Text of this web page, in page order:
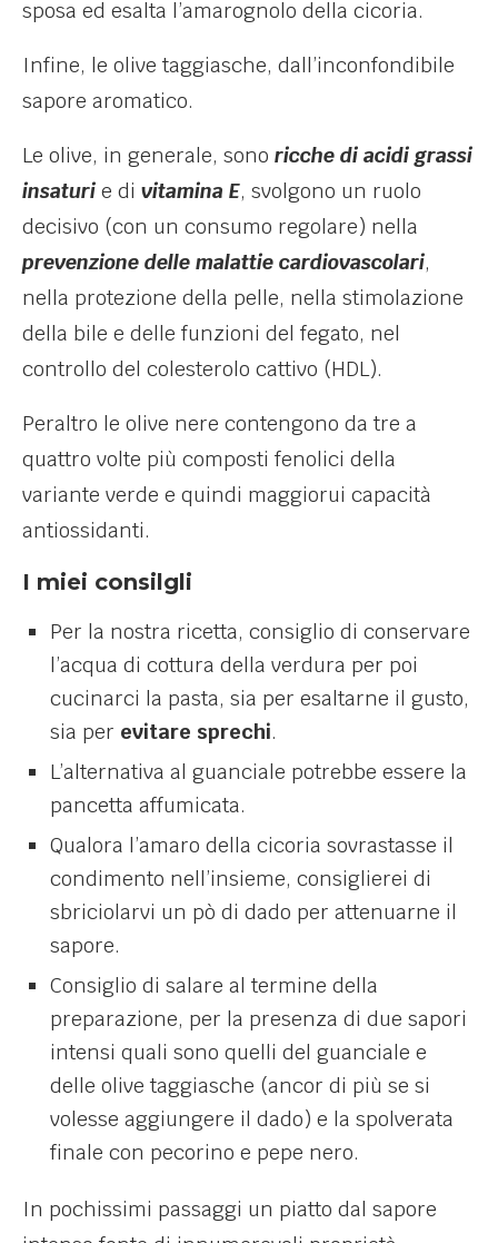
sposa ed esalta l’amarognolo della cicoria.
Infine, le olive taggiasche, dall’inconfondibile
sapore aromatico.
Le olive, in generale, sono ricche di acidi grassi
insaturi e di vitamina E, svolgono un ruolo
decisivo (con un consumo regolare) nella
prevenzione delle malattie cardiovascolari,
nella protezione della pelle, nella stimolazione
della bile e delle funzioni del fegato, nel
controllo del colesterolo cattivo (HDL).
Peraltro le olive nere contengono da tre a
quattro volte più composti fenolici della
variante verde e quindi maggiorui capacità
antiossidanti.
I miei consilgli
Per la nostra ricetta, consiglio di conservare
l’acqua di cottura della verdura per poi
cucinarci la pasta, sia per esaltarne il gusto,
sia per evitare sprechi.
L’alternativa al guanciale potrebbe essere la
pancetta affumicata.
Qualora l’amaro della cicoria sovrastasse il
condimento nell’insieme, consiglierei di
sbriciolarvi un pò di dado per attenuarne il
sapore.
Consiglio di salare al termine della
preparazione, per la presenza di due sapori
intensi quali sono quelli del guanciale e
delle olive taggiasche (ancor di più se si
volesse aggiungere il dado) e la spolverata
finale con pecorino e pepe nero.
In pochissimi passaggi un piatto dal sapore